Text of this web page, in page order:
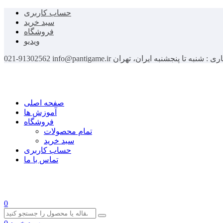
حساب کاربری
سبد خرید
فروشگاه
ویدیو
021-91302562 info@pantigame.ir : شنبه تا پنجشنبه ایران، تهران
صفحه اصلی
آموزش ها
فروشگاه
تمام محصولات
سبد خرید
حساب کاربری
تماس با ما
0